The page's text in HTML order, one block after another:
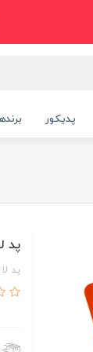
پدیکور
پد
پد